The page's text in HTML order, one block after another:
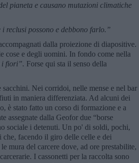
pianeta e causano mutazioni climatiche
reclusi possono e debbono farlo.”
dalla proiezione di diapositive.
cose e degli uomini. In fondo come nella
i fiori”. Forse qui sta il senso della
Nei corridoi, nelle mense e nel bar
in maniera differenziata. Ad alcuni dei
è stato fatto un corso di formazione e a
assegnate dalla Geofor due “borse
sociale i detenuti. Un po' di soldi, pochi,
facendo il giro delle celle e dei
mura del carcere dove, ad ore prestabilite,
I cassonetti per la raccolta sono